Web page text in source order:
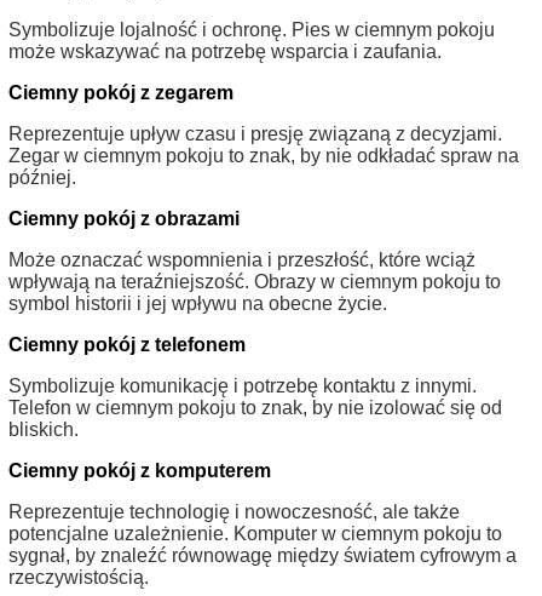
Symbolizuje lojalność i ochronę. Pies w ciemnym pokoju
może wskazywać na potrzebę wsparcia i zaufania.
Ciemny pokój z zegarem
Reprezentuje upływ czasu i presję związaną z decyzjami.
Zegar w ciemnym pokoju to znak, by nie odkładać spraw na
później.
Ciemny pokój z obrazami
Może oznaczać wspomnienia i przeszłość, które wciąż
wpływają na teraźniejszość. Obrazy w ciemnym pokoju to
symbol historii i jej wpływu na obecne życie.
Ciemny pokój z telefonem
Symbolizuje komunikację i potrzebę kontaktu z innymi.
Telefon w ciemnym pokoju to znak, by nie izolować się od
bliskich.
Ciemny pokój z komputerem
Reprezentuje technologię i nowoczesność, ale także
potencjalne uzależnienie. Komputer w ciemnym pokoju to
sygnał, by znaleźć równowagę między światem cyfrowym a
rzeczywistością.